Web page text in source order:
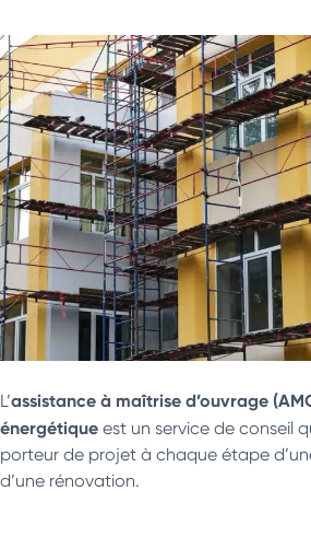
L’assistance à maîtrise d’ouvrage
énergétique est un service de conseil
porteur de projet à chaque étape
d’une rénovation.